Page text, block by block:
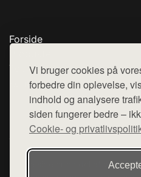
Vi bruger cookies på
forbedre din oplevelse,
indhold og analysere
siden fungerer bedre –
Cookie- og
Forside
Top Rabatter
Kontakt
Denne side er en del af